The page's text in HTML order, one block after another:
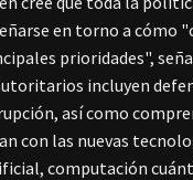
en torno a cómo
prioridades",
incluyen
así como
con las nuevas
computación